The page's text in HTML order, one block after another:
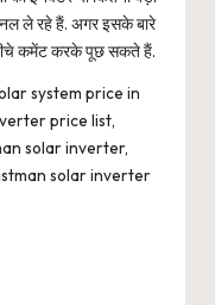
ले रहे हैं. अगर इसके बारे
कमेंट करके पूछ सकते हैं.
system price in
price list,
solar inverter,
solar inverter